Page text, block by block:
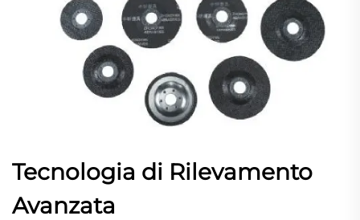
Tecnologia di Rilevamento
Avanzata